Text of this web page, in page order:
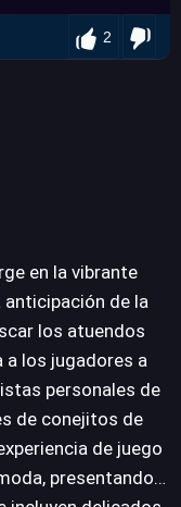
2
en la vibrante
de la
los atuendos
los jugadores a
personales de
de conejitos de
de juego
presentando